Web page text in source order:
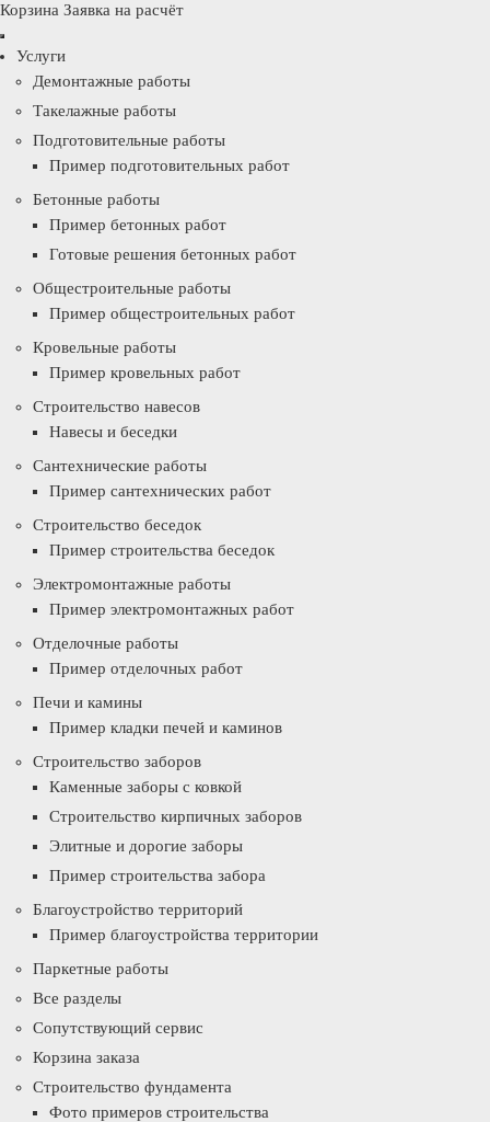
Корзина Заявка на расчёт
Услуги
Демонтажные работы
Такелажные работы
Подготовительные работы
Пример подготовительных работ
Бетонные работы
Пример бетонных работ
Готовые решения бетонных работ
Общестроительные работы
Пример общестроительных работ
Кровельные работы
Пример кровельных работ
Строительство навесов
Навесы и беседки
Сантехнические работы
Пример сантехнических работ
Строительство беседок
Пример строительства беседок
Электромонтажные работы
Пример электромонтажных работ
Отделочные работы
Пример отделочных работ
Печи и камины
Пример кладки печей и каминов
Строительство заборов
Каменные заборы с ковкой
Строительство кирпичных заборов
Элитные и дорогие заборы
Пример строительства забора
Благоустройство территорий
Пример благоустройства территории
Паркетные работы
Все разделы
Сопутствующий сервис
Корзина заказа
Строительство фундамента
Фото примеров строительства